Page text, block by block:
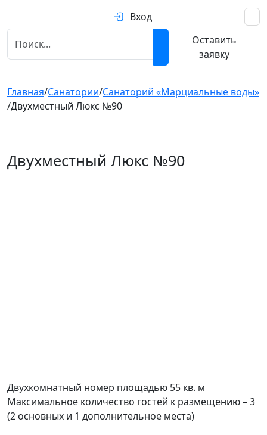
Вход
Оставить
заявку
Главная/Санатории/Санаторий «Марциальные воды»
/Двухместный Люкс №90
Двухместный Люкс №90
Двухкомнатный номер площадью 55 кв. м
Максимальное количество гостей к размещению – 3
(2 основных и 1 дополнительное места)